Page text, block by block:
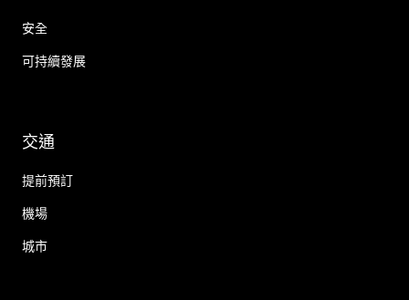
安全
可持續發展
交通
提前預訂
機場
城市